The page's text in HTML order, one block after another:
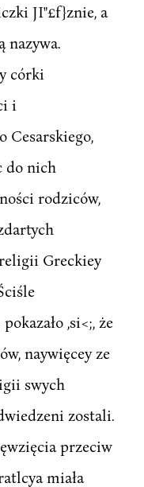
JI"£f}znie, a
nazywa.
córki
i
Cesarskiego,
do nich
rodziców,
Greckiey
,si<;, że
naywięcey ze
swych
zostali.
przeciw
miała